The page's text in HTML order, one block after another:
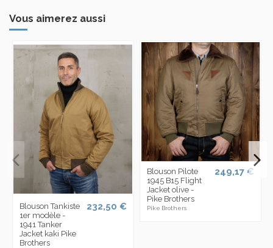
Vous aimerez aussi
Blouson Tankiste
1er modèle -
1941 Tanker
Jacket kaki Pike
Brothers
232,50 €
Blouson Pilote
1945 B15 Flight
Jacket olive -
Pike Brothers
Pike Brothers
249,17 €